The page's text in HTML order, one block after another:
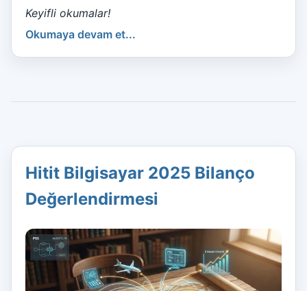
Keyifli okumalar!
Okumaya devam et...
Hitit Bilgisayar 2025 Bilanço
Değerlendirmesi